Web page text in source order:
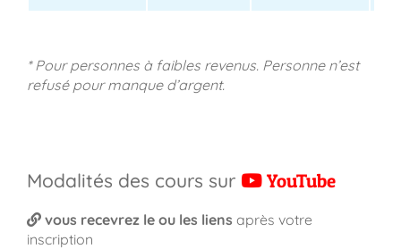
* Pour personnes à faibles revenus. Personne n’est
refusé pour manque d’argent.
Modalités des cours sur YouTube
vous recevrez le ou les liens après votre
inscription